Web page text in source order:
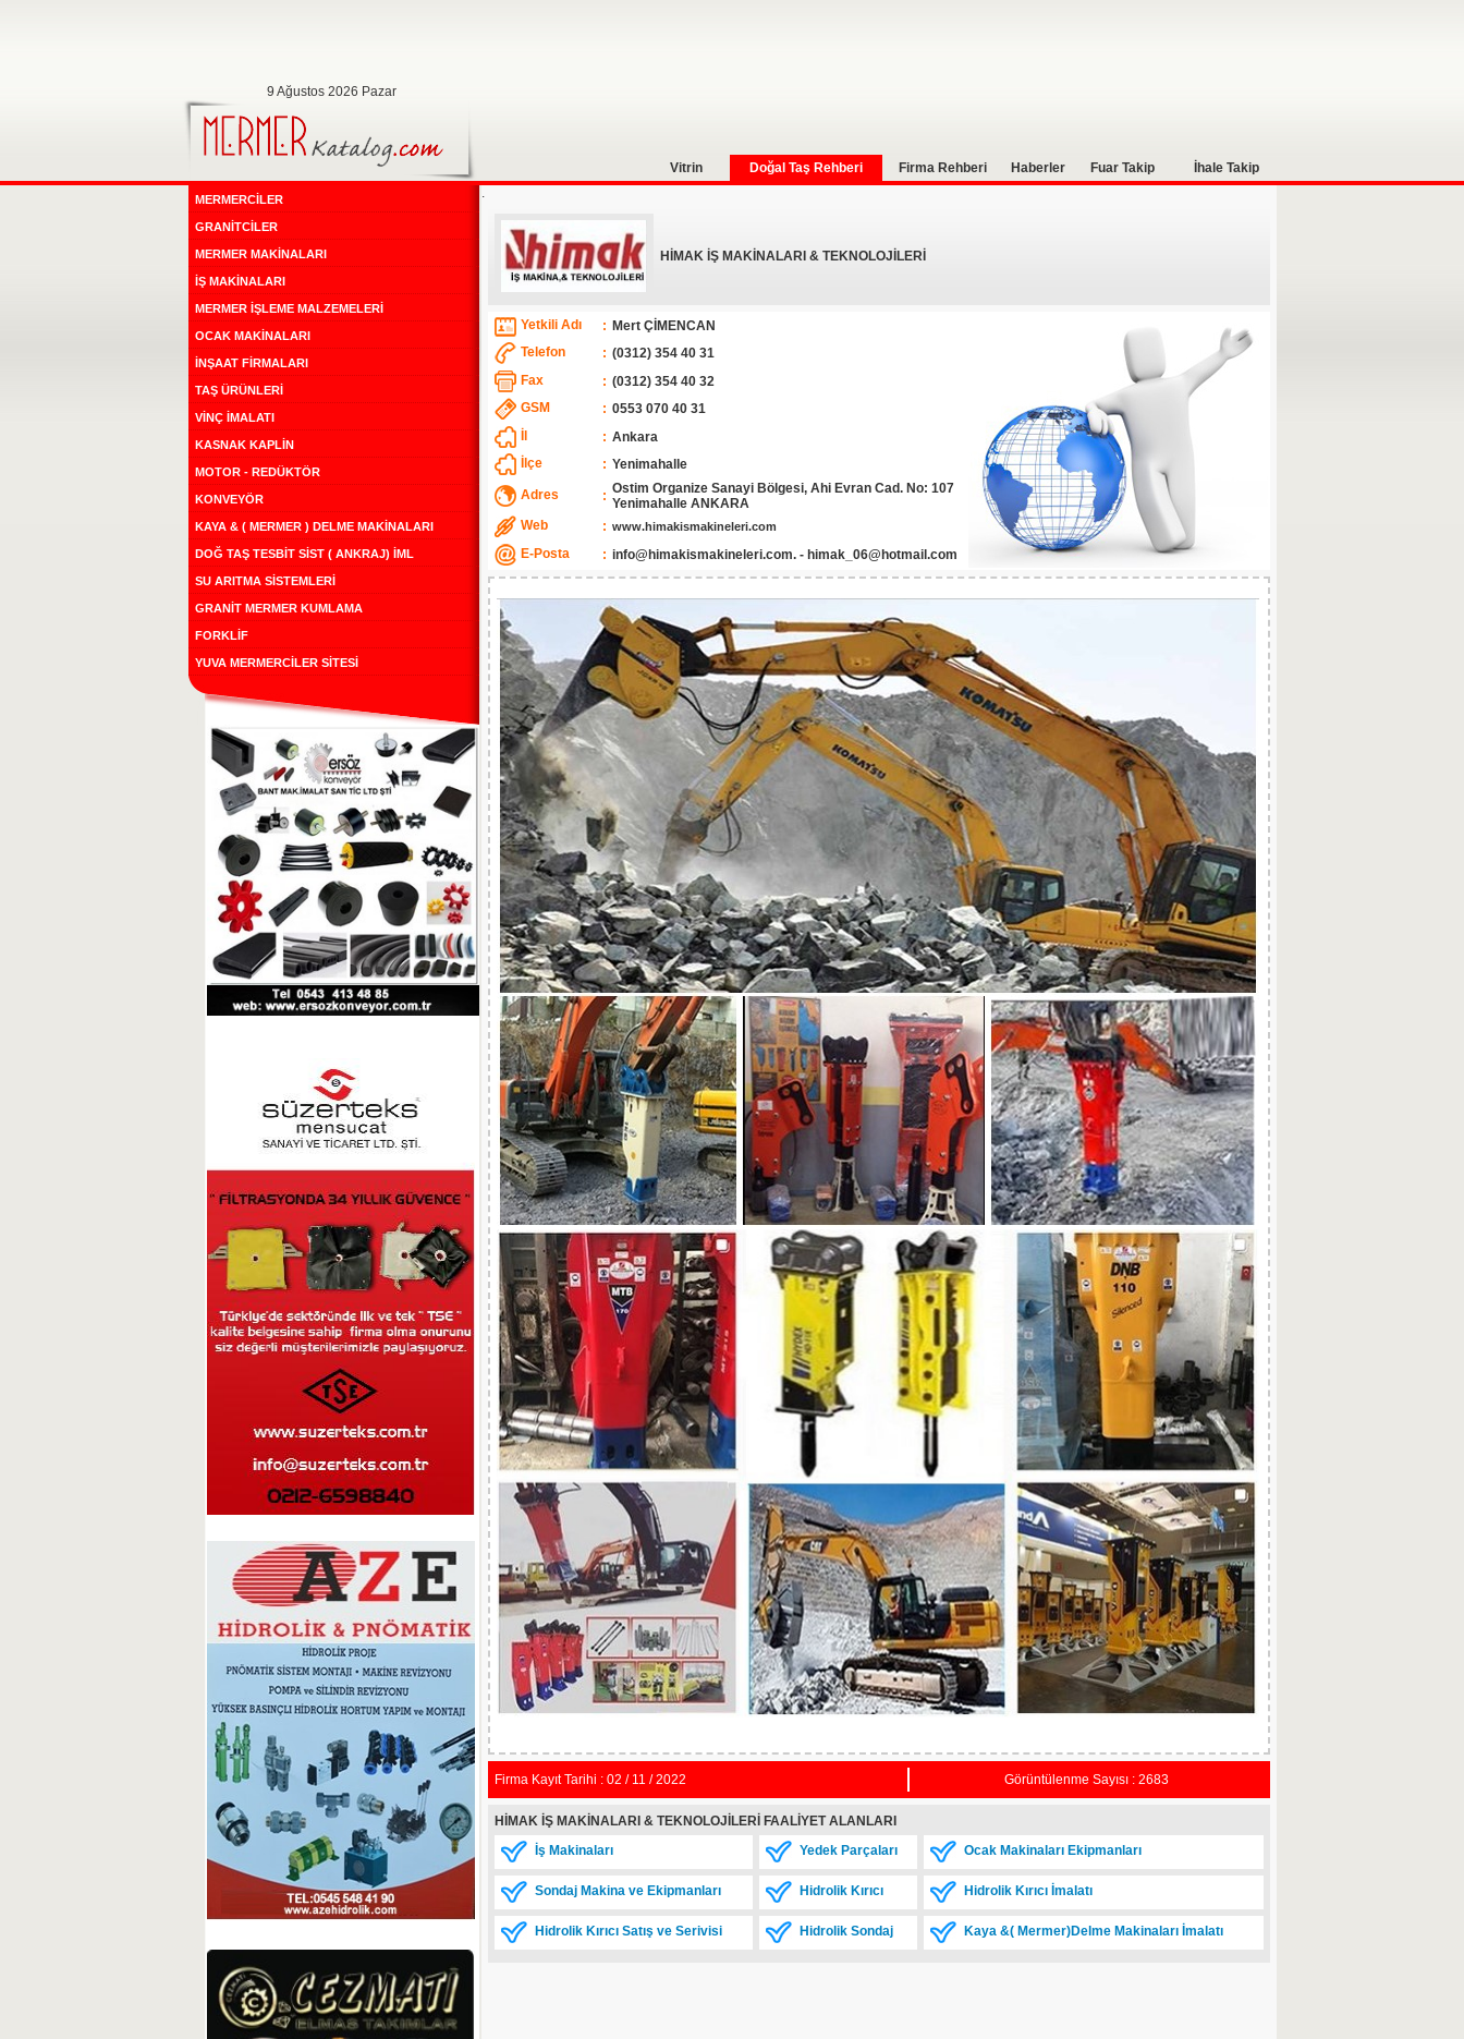
Vitrin Doğal Taş Rehberi Firma Rehberi Haberler Fuar Takip İhale Takip
9 Ağustos 2026 Pazar
MERMERCİLER
GRANİTCİLER
MERMER MAKİNALARI
İŞ MAKİNALARI
MERMER İŞLEME MALZEMELERİ
OCAK MAKİNALARI
İNŞAAT FİRMALARI
TAŞ ÜRÜNLERİ
VİNÇ İMALATI
KASNAK KAPLİN
MOTOR - REDÜKTÖR
KONVEYÖR
KAYA & ( MERMER ) DELME MAKİNALARI
DOĞ TAŞ TESBİT SİST ( ANKRAJ) İML
SU ARITMA SİSTEMLERİ
GRANİT MERMER KUMLAMA
FORKLİF
YUVA MERMERCİLER SİTESİ
.
HİMAK İŞ MAKİNALARI & TEKNOLOJİLERİ
Yetkili Adı : Mert ÇİMENCAN
Telefon
: (0312) 354 40 31
Fax
: (0312) 354 40 32
GSM
: 0553 070 40 31
: Ankara
İlçe
: Yenimahalle
Adres : Ostim Organize Sanayi Bölgesi, Ahi Evran Cad. No: 107
Yenimahalle ANKARA
Web
: www.himakismakineleri.com
E-Posta : info@himakismakineleri.com. - himak_06@hotmail.com
Firma Kayıt Tarihi : 02 / 11 / 2022 Görüntülenme Sayısı : 2683
HİMAK İŞ MAKİNALARI & TEKNOLOJİLERİ FAALİYET ALANLARI
İş Makinaları
Yedek Parçaları Ocak Makinaları Ekipmanları
Sondaj Makina ve Ekipmanları Hidrolik Kırıcı Hidrolik Kırıcı İmalatı
Hidrolik Kırıcı Satış ve Serivisi Hidrolik Sondaj Kaya &( Mermer)Delme Makinaları İmalatı